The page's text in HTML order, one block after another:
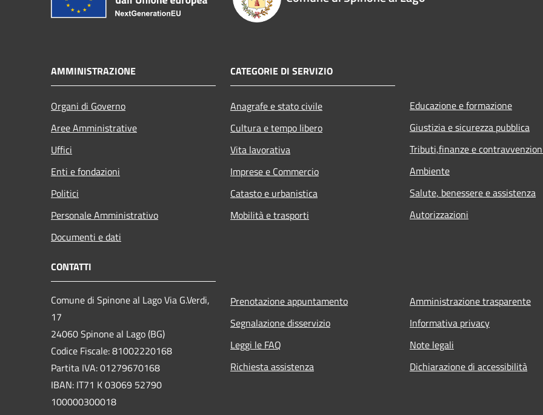
AMMINISTRAZIONE
Organi di Governo
Aree Amministrative
Uffici
Enti e fondazioni
Politici
Personale Amministrativo
Documenti e dati
CATEGORIE DI SERVIZIO
Anagrafe e stato civile
Cultura e tempo libero
Vita lavorativa
Imprese e Commercio
Catasto e urbanistica
Mobilità e trasporti
Educazione e formazione
Giustizia e sicurezza pubblica
Tributi,finanze e
Ambiente
Salute, benessere e assistenza
Autorizzazioni
CONTATTI
Comune di Spinone al Lago Via G.Verdi,
17
24060 Spinone al Lago (BG)
Codice Fiscale: 81002220168
Partita IVA: 01279670168
IBAN: IT71 K 03069 52790
100000300018
Prenotazione appuntamento
Segnalazione disservizio
Leggi le FAQ
Richiesta assistenza
Amministrazione trasparente
Informativa privacy
Note legali
Dichiarazione di accessibilità